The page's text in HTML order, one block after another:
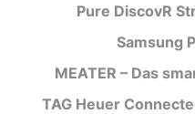
Pure DiscovR
Samsung
MEATER – Das
TAG Heuer